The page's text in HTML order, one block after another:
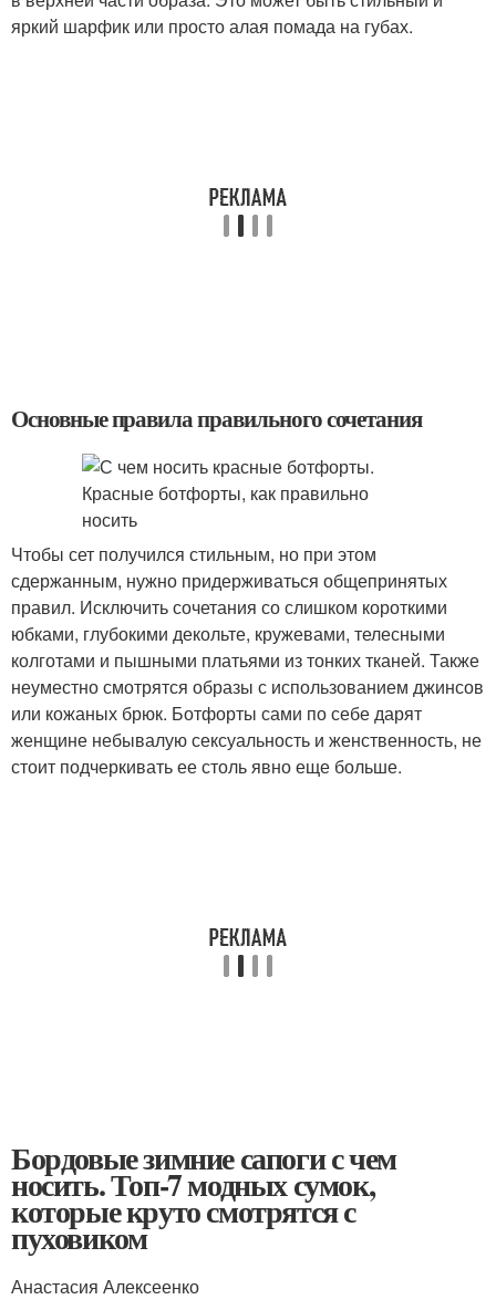
яркий шарфик или просто алая помада на губах.
Основные правила правильного сочетания
Чтобы сет получился стильным, но при этом
сдержанным, нужно придерживаться общепринятых
правил. Исключить сочетания со слишком короткими
юбками, глубокими декольте, кружевами, телесными
колготами и пышными платьями из тонких тканей. Также
неуместно смотрятся образы с использованием джинсов
или кожаных брюк. Ботфорты сами по себе дарят
женщине небывалую сексуальность и женственность, не
стоит подчеркивать ее столь явно еще больше.
Бордовые зимние сапоги с чем
носить. Топ-7 модных сумок,
которые круто смотрятся с
пуховиком
Анастасия Алексеенко